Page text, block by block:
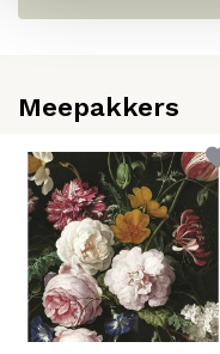
Meepakkers